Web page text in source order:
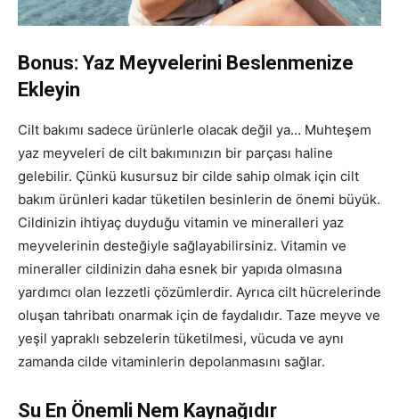
Bonus: Yaz Meyvelerini Beslenmenize
Ekleyin
Cilt bakımı sadece ürünlerle olacak değil ya… Muhteşem
yaz meyveleri de cilt bakımınızın bir parçası haline
gelebilir. Çünkü kusursuz bir cilde sahip olmak için cilt
bakım ürünleri kadar tüketilen besinlerin de önemi büyük.
Cildinizin ihtiyaç duyduğu vitamin ve mineralleri yaz
meyvelerinin desteğiyle sağlayabilirsiniz. Vitamin ve
mineraller cildinizin daha esnek bir yapıda olmasına
yardımcı olan lezzetli çözümlerdir. Ayrıca cilt hücrelerinde
oluşan tahribatı onarmak için de faydalıdır. Taze meyve ve
yeşil yapraklı sebzelerin tüketilmesi, vücuda ve aynı
zamanda cilde vitaminlerin depolanmasını sağlar.
Su En Önemli Nem Kaynağıdır